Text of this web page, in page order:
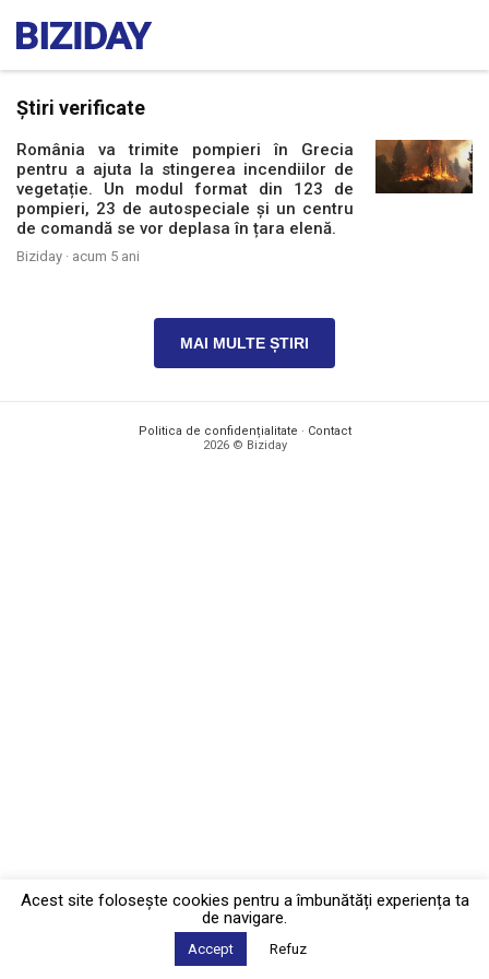
Știri verificate
România va trimite pompieri în Grecia
pentru a ajuta la stingerea incendiilor de
vegetație. Un modul format din 123 de
pompieri, 23 de autospeciale și un centru
de comandă se vor deplasa în țara elenă.
Biziday · acum 5 ani
MAI MULTE ȘTIRI
Politica de confidențialitate · Contact
2026 © Biziday
Acest site foloseşte cookies pentru a îmbunătăți experiența ta
de navigare.
Accept Refuz